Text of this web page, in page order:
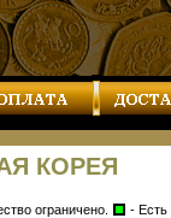
КОРЕЯ
ограничено. - Есть